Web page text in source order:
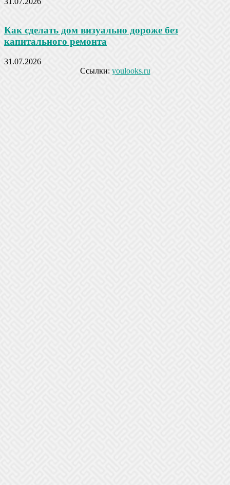
Как сделать дом визуально дороже без
капитального ремонта
31.07.2026
Ссылки: youlooks.ru